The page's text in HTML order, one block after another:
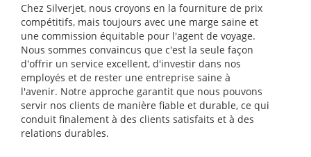
Chez Silverjet, nous croyons en la fourniture de prix
compétitifs, mais toujours avec une marge saine et
une commission équitable pour l'agent de voyage.
Nous sommes convaincus que c'est la seule façon
d'offrir un service excellent, d'investir dans nos
employés et de rester une entreprise saine à
l'avenir. Notre approche garantit que nous pouvons
servir nos clients de manière fiable et durable, ce qui
conduit finalement à des clients satisfaits et à des
relations durables.